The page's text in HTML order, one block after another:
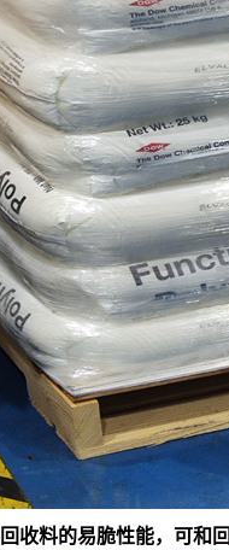
收料的易脆性能，可和